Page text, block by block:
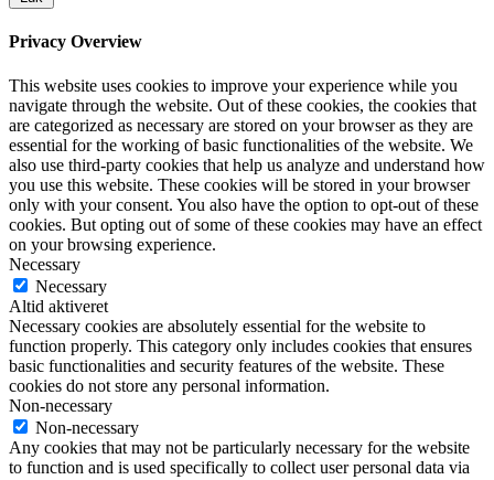
Privacy Overview
This website uses cookies to improve your experience while you
navigate through the website. Out of these cookies, the cookies that
are categorized as necessary are stored on your browser as they are
essential for the working of basic functionalities of the website. We
also use third-party cookies that help us analyze and understand how
you use this website. These cookies will be stored in your browser
only with your consent. You also have the option to opt-out of these
cookies. But opting out of some of these cookies may have an effect
on your browsing experience.
Necessary
Necessary
Altid aktiveret
Necessary cookies are absolutely essential for the website to
function properly. This category only includes cookies that ensures
basic functionalities and security features of the website. These
cookies do not store any personal information.
Non-necessary
Non-necessary
Any cookies that may not be particularly necessary for the website
to function and is used specifically to collect user personal data via